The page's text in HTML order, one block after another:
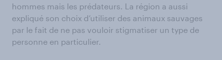
hommes mais les prédateurs. La région a aussi
expliqué son choix d’utiliser des animaux sauvages
par le fait de ne pas vouloir stigmatiser un type de
personne en particulier.